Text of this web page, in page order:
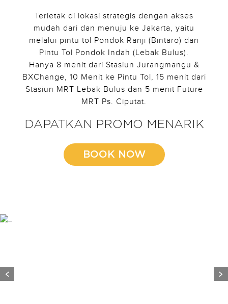
Terletak di lokasi strategis dengan akses
mudah dari dan menuju ke Jakarta, yaitu
melalui pintu tol Pondok Ranji (Bintaro) dan
Pintu Tol Pondok Indah (Lebak Bulus).
Hanya 8 menit dari Stasiun Jurangmangu &
BXChange, 10 Menit ke Pintu Tol, 15 menit dari
Stasiun MRT Lebak Bulus dan 5 menit Future
MRT Ps. Ciputat.
DAPATKAN PROMO MENARIK
BOOK NOW